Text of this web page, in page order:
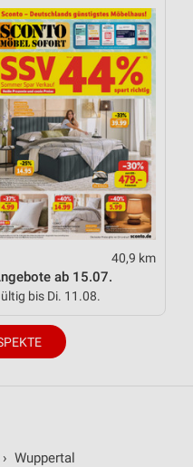
40,9 km
ab 15.07.
bis Di. 11.08.
› Wuppertal